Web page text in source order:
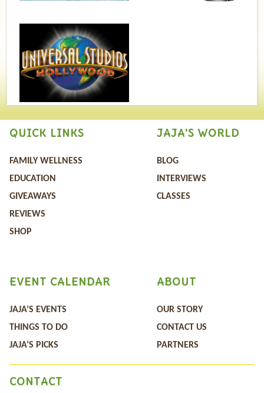
QUICK LINKS
FAMILY WELLNESS
EDUCATION
GIVEAWAYS
REVIEWS
SHOP
JAJA'S WORLD
BLOG
INTERVIEWS
CLASSES
ABOUT
OUR STORY
CONTACT US
PARTNERS
EVENT CALENDAR
JAJA’S EVENTS
THINGS TO DO
JAJA’S PICKS
CONTACT